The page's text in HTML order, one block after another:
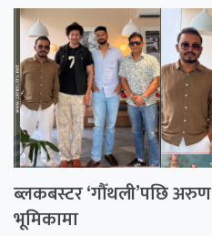
ब्लकबस्टर ‘गौँथली’पछि अरुण
भूमिकामा